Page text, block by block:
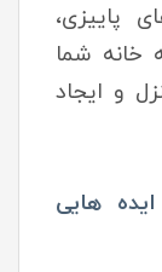
پاییزی،
خانه شما
و ایجاد
ایده هایی